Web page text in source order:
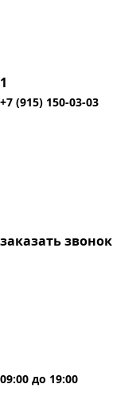
1
+7 (915) 150-03-03
заказать звонок
09:00 до 19:00